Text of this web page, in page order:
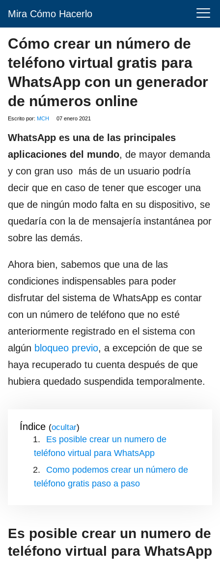
Mira Cómo Hacerlo
Cómo crear un número de
teléfono virtual gratis para
WhatsApp con un generador
de números online
Escrito por: MCH 07 enero 2021
WhatsApp es una de las principales
aplicaciones del mundo, de mayor demanda
y con gran uso más de un usuario podría
decir que en caso de tener que escoger una
que de ningún modo falta en su dispositivo, se
quedaría con la de mensajería instantánea por
sobre las demás.
Ahora bien, sabemos que una de las
condiciones indispensables para poder
disfrutar del sistema de WhatsApp es contar
con un número de teléfono que no esté
anteriormente registrado en el sistema con
algún bloqueo previo, a excepción de que se
haya recuperado tu cuenta después de que
hubiera quedado suspendida temporalmente.
Índice ( )
Es posible crear un numero de
teléfono virtual para WhatsApp
Como podemos crear un número de
teléfono gratis paso a paso
Es posible crear un numero de
teléfono virtual para WhatsApp